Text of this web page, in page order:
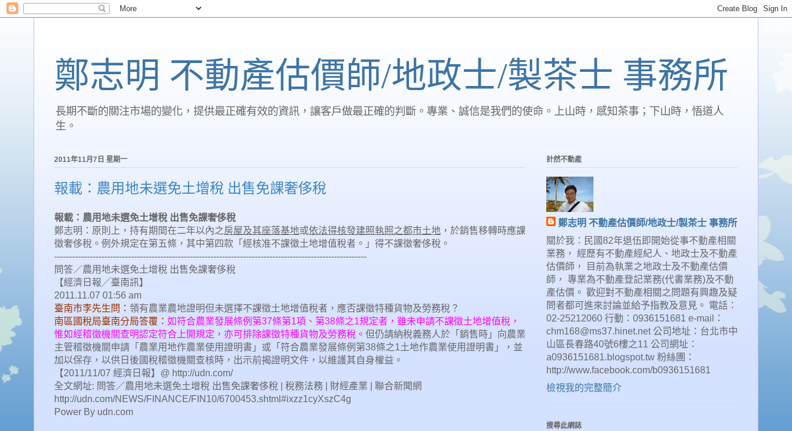
鄭志明 不動產估價師/地政士/製茶士 事務所
長期不斷的關注市場的變化，提供最正確有效的資訊，讓客戶做最正確的判斷。專業、誠信是我們的使命。上山時，感知茶事；下山時，悟道人
生。
2011年11月7日 星期一
報載：農用地未選免土增稅 出售免課奢侈稅
報載：農用地未選免土增稅 出售免課奢侈稅
鄭志明：原則上，持有期間在二年以內之房屋及其座落基地或依法得核發建照執照之都市土地 ，於銷售移轉時應課
徵奢侈稅。例外規定在第五條，其中第四款「經核准不課徵土地增值稅者。」得不課徵奢侈稅。
----------------------------------------------------------------------------------------------------------
問答／農用地未選免土增稅 出售免課奢侈稅
【經濟日報╱臺南訊】
2011.11.07 01:56 am
臺南市李先生問： 領有農業農地證明但未選擇不課徵土地增值稅者，應否課徵特種貨物及勞務稅？
南區國稅局臺南分局答覆： 如符合農業發展條例第37條第1項、第38條之1規定者，雖未申請不課徵土地增值稅，
惟如經稽徵機關查明認定符合上開規定，亦可排除課徵特種貨物及勞務稅。 但仍請納稅義務人於「銷售時」向農業
主管稽徵機關申請「農業用地作農業使用證明書」或「符合農業發展條例第38條之1土地作農業使用證明書」，並
加以保存，以供日後國稅稽徵機關查核時，出示前揭證明文件，以維護其自身權益。
【2011/11/07 經濟日報】@ http://udn.com/
全文網址: 問答／農用地未選免土增稅 出售免課奢侈稅 | 稅務法務 | 財經產業 | 聯合新聞網
http://udn.com/NEWS/FINANCE/FIN10/6700453.shtml#ixzz1cyXszC4g
Power By udn.com
計然不動產
鄭志明 不動產估價師/地政士/製茶士 事務所
關於我：民國82年退伍即開始從事不動產相關
業務， 經歷有不動產經紀人、地政士及不動產
估價師， 目前為執業之地政士及不動產估價
師， 專業為不動產登記業務(代書業務)及不動
產估價。 歡迎對不動產相關之問題有興趣及疑
問者都可進來討論並給予指教及意見。 電話：
02-25212060 行動：0936151681 e-mail：
chm168@ms37.hinet.net 公司地址：台北市中
山區長春路40號6樓之11 公司網址：
a0936151681.blogspot.tw 粉絲圑：
http://www.facebook.com/b0936151681
檢視我的完整簡介
搜尋此網誌